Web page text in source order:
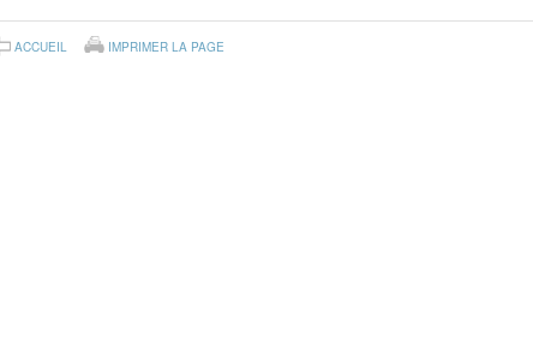
ACCUEIL IMPRIMER LA PAGE